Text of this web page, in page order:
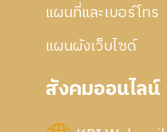
แผนที่และเบอร์โทร
แผนผังเว็บไซด์
สังคมออนไลน์